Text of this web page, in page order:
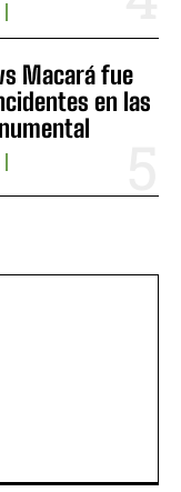
vs Macará fue
en las